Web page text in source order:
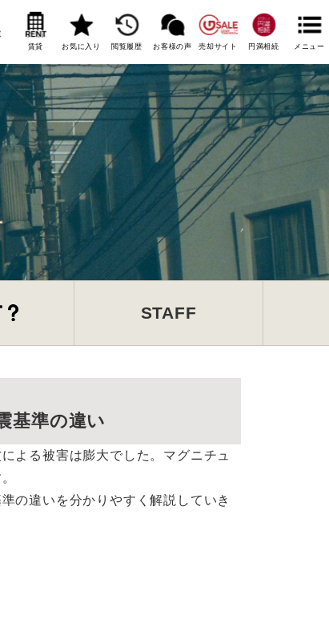
賃貸 お気に入り 閲覧履歴 お客様の声 売却サイト 円満相続 メニュー
STAFF
基準の違い
よる被害は膨大でした。マグニチュ
の違いを分かりやすく解説していき